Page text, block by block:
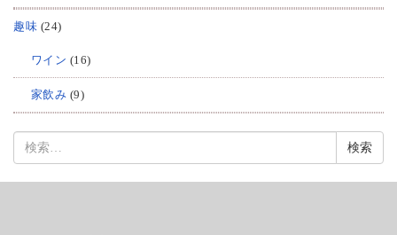
趣味 (24)
ワイン (16)
家飲み (9)